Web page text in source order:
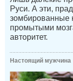
Руси. А эти,
зомбированные
промытыми
авторитет.
Настоящий мужчина